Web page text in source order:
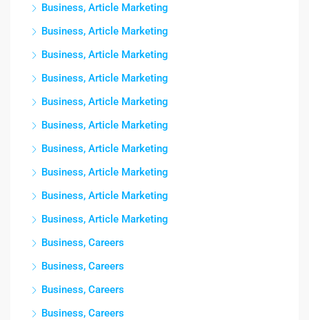
Business, Article Marketing
Business, Article Marketing
Business, Article Marketing
Business, Article Marketing
Business, Article Marketing
Business, Article Marketing
Business, Article Marketing
Business, Article Marketing
Business, Article Marketing
Business, Article Marketing
Business, Careers
Business, Careers
Business, Careers
Business, Careers